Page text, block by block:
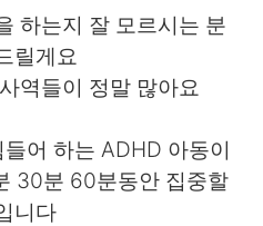
하는지 잘 모르시는 분
릴게요
역들이 정말 많아요
어 하는 ADHD 아동이
30분 60분동안 집중할
니다